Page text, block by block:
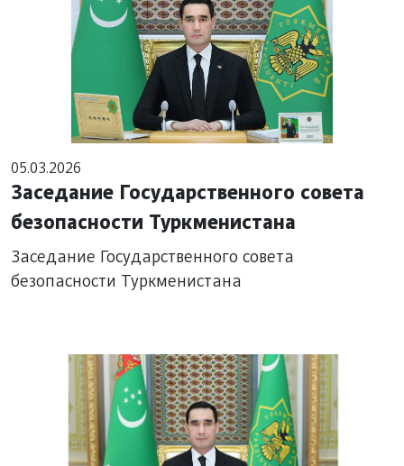
05.03.2026
Заседание Государственного совета
безопасности Туркменистана
Заседание Государственного совета
безопасности Туркменистана